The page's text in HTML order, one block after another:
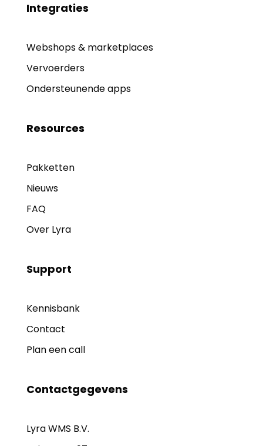
Integraties
Webshops & marketplaces
Vervoerders
Ondersteunende apps
Resources
Pakketten
Nieuws
FAQ
Over Lyra
Support
Kennisbank
Contact
Plan een call
Contactgegevens
Lyra WMS B.V.